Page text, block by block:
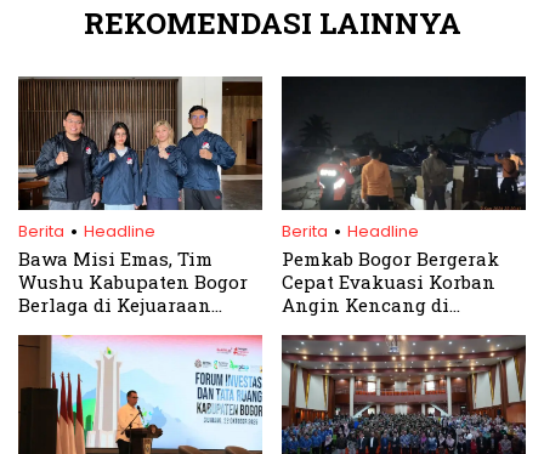
REKOMENDASI LAINNYA
Berita . Headline
Bawa Misi Emas, Tim
Wushu Kabupaten Bogor
Berlaga di Kejuaraan
Berita . Headline
Pemkab Bogor Bergerak
Cepat Evakuasi Korban
Angin Kencang di